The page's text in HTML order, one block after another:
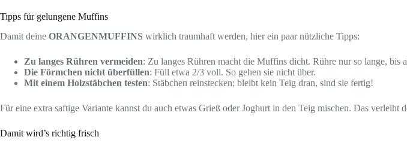
Tipps für gelungene Muffins
Damit deine ORANGENMUFFINS wirklich traumhaft werden, hier ein paar nützliche Tipps:
Zu langes Rühren vermeiden: Zu langes Rühren macht die Muffins dicht. Rühre nur so lange, bis
Die Förmchen nicht überfüllen: Füll etwa 2/3 voll. So gehen sie nicht über.
Mit einem Holzstäbchen testen: Stäbchen reinstecken; bleibt kein Teig dran, sind sie fertig!
Für eine extra saftige Variante kannst du auch etwas Grieß oder Joghurt in den Teig mischen. Das verleiht
Damit wird’s richtig frisch